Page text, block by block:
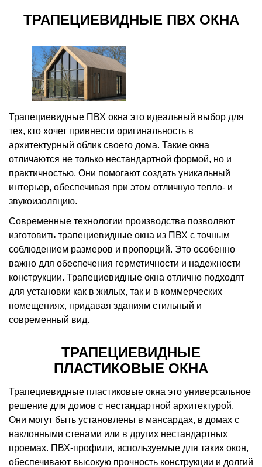
ТРАПЕЦИЕВИДНЫЕ ПВХ ОКНА
Трапециевидные ПВХ окна это идеальный выбор для
тех, кто хочет привнести оригинальность в
архитектурный облик своего дома. Такие окна
отличаются не только нестандартной формой, но и
практичностью. Они помогают создать уникальный
интерьер, обеспечивая при этом отличную тепло- и
звукоизоляцию.
Современные технологии производства позволяют
изготовить трапециевидные окна из ПВХ с точным
соблюдением размеров и пропорций. Это особенно
важно для обеспечения герметичности и надежности
конструкции. Трапециевидные окна отлично подходят
для установки как в жилых, так и в коммерческих
помещениях, придавая зданиям стильный и
современный вид.
ТРАПЕЦИЕВИДНЫЕ
ПЛАСТИКОВЫЕ ОКНА
Трапециевидные пластиковые окна это универсальное
решение для домов с нестандартной архитектурой.
Они могут быть установлены в мансардах, в домах с
наклонными стенами или в других нестандартных
проемах. ПВХ-профили, используемые для таких окон,
обеспечивают высокую прочность конструкции и долгий